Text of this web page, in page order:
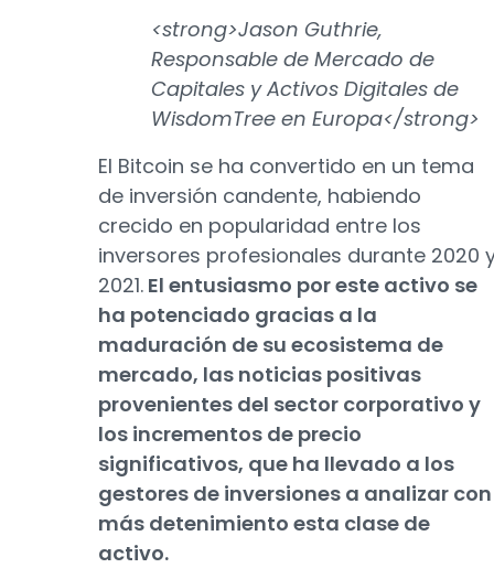
<strong>Jason Guthrie,
Responsable de Mercado de
Capitales y Activos Digitales de
WisdomTree en Europa</strong>
El Bitcoin se ha convertido en un tema
de inversión candente, habiendo
crecido en popularidad entre los
inversores profesionales durante 2020
2021. El entusiasmo por este activo se
ha potenciado gracias a la
maduración de su ecosistema de
mercado, las noticias positivas
provenientes del sector corporativo y
los incrementos de precio
significativos, que ha llevado a los
gestores de inversiones a analizar con
más detenimiento esta clase de
activo.